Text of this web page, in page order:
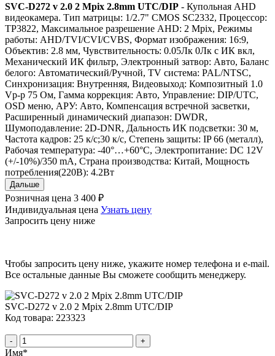
SVC-D272 v 2.0 2 Mpix 2.8mm UTC/DIP - Купольная AHD
видеокамера. Тип матрицы: 1/2.7" CMOS SC2332, Процессор:
TP3822, Максимальное разрешение AHD: 2 Mpix, Режимы
работы: AHD/TVI/CVI/CVBS, Формат изображения: 16:9,
Объектив: 2.8 мм, Чувствительность: 0.05Лк 0Лк с ИК вкл,
Механический ИК фильтр, Электронный затвор: Авто, Баланс
белого: Автоматический/Ручной, TV система: PAL/NTSC,
Синхронизация: Внутренняя, Видеовыход: Композитный 1.0
Vp-p 75 Ом, Гамма коррекция: Авто, Управление: DIP/UTC,
OSD меню, АРУ: Авто, Компенсация встречной засветки,
Расширенный динамический диапазон: DWDR,
Шумоподавление: 2D-DNR, Дальность ИК подсветки: 30 м,
Частота кадров: 25 к/с;30 к/с, Степень защиты: IP 66 (металл),
Рабочая температура: -40°…+60°C, Электропитание: DC 12V
(+/-10%)/350 mA, Страна производства: Китай, Мощность
потребления(220В): 4.2Вт
Дальше
Розничная цена 3 400 ₽
Индивидуальная цена Узнать цену
Запросить цену ниже
Чтобы запросить цену ниже, укажите номер телефона и e-mail.
Все остальные данные Вы сможете сообщить менеджеру.
SVC-D272 v 2.0 2 Mpix 2.8mm UTC/DIP
Код товара: 223323
- +
Имя*